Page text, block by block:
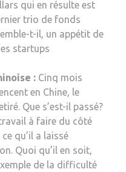
qui en résulte est
trio de fonds
t-il, un appétit de
startups
: Cinq mois
en Chine, le
Que s’est-il passé?
à faire du côté
qu’il a laissé
Quoi qu’il en soit,
de la difficulté